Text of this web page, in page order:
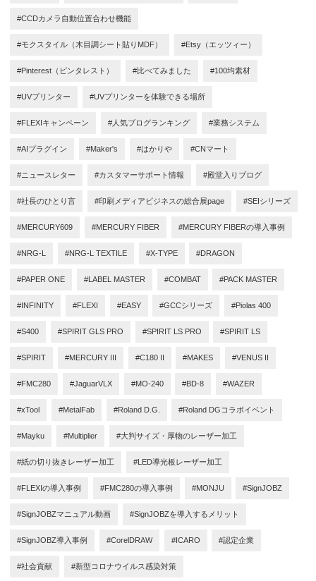
#CCDカメラ自動位置合わせ機能
#モクスタイル（木目調シート貼りMDF） #Etsy（エッツィー）
#Pinterest（ピンタレスト） #比べてみました #100均素材
#UVプリンター #UVプリンターを体験できる場所
#FLEXIキャンペーン #人気ブログランキング #業務システム
#AIプラグイン #Maker's #はかりや #CNマート
#ニュースレター #カスタマーサポート情報 #殿堂入りブログ
#社長のひとり言 #印刷メディアビジネスの総合展page #SEIシリーズ
#MERCURY609 #MERCURY FIBER #MERCURY FIBERの導入事例
#NRG-L #NRG-L TEXTILE #X-TYPE #DRAGON
#PAPER ONE #LABEL MASTER #COMBAT #PACK MASTER
#INFINITY #FLEXI #EASY #GCCシリーズ #Piolas 400
#S400 #SPIRIT GLS PRO #SPIRIT LS PRO #SPIRIT LS
#SPIRIT #MERCURY III #C180 II #MAKES #VENUS II
#FMC280 #JaguarVLX #MO-240 #BD-8 #WAZER
#xTool #MetalFab #Roland D.G. #Roland DGコラボイベント
#Mayku #Multiplier #大判サイズ・厚物のレーザー加工
#紙の切り抜きレーザー加工 #LED導光板レーザー加工
#FLEXIの導入事例 #FMC280の導入事例 #MONJU #SignJOBZ
#SignJOBZマニュアル動画 #SignJOBZを導入するメリット
#SignJOBZ導入事例 #CorelDRAW #ICARO #認定企業
#社会貢献 #新型コロナウイルス感染対策